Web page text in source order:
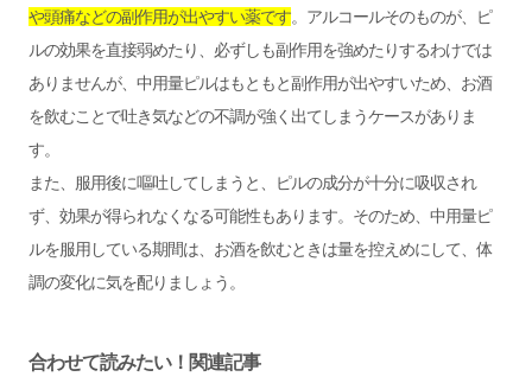
や頭痛などの副作用が出やすい薬です。アルコールそのものが、ピ
ルの効果を直接弱めたり、必ずしも副作用を強めたりするわけでは
ありませんが、中用量ピルはもともと副作用が出やすいため、お酒
を飲むことで吐き気などの不調が強く出てしまうケースがありま
す。
また、服用後に嘔吐してしまうと、ピルの成分が十分に吸収され
ず、効果が得られなくなる可能性もあります。そのため、中用量ピ
ルを服用している期間は、お酒を飲むときは量を控えめにして、体
調の変化に気を配りましょう。
合わせて読みたい！関連記事